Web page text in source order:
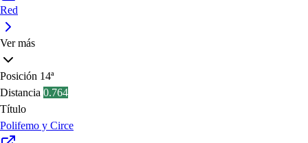
Red
Ver más
Posición 14ª
Distancia 0.764
Título
Polifemo y Circe